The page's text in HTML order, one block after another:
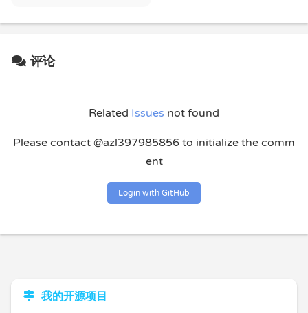
评论
Related Issues not found
Please contact @azl397985856 to initialize the comm
ent
Login with GitHub
我的开源项目